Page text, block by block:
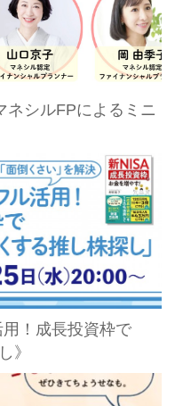
ネシルFPによるミニ
用！成長投資枠で
》